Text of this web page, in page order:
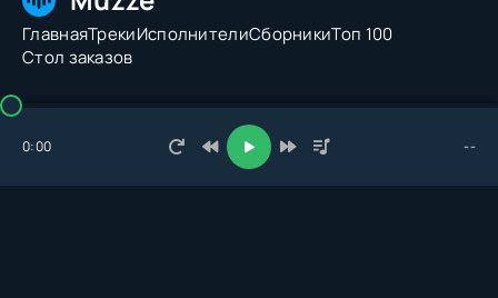
ГлавнаяТрекиИсполнителиСборникиТоп 100
Стол заказов
© 2026 Muzze.net. Все права защищены. Администрация:
admin@muzze.net
0:00 --